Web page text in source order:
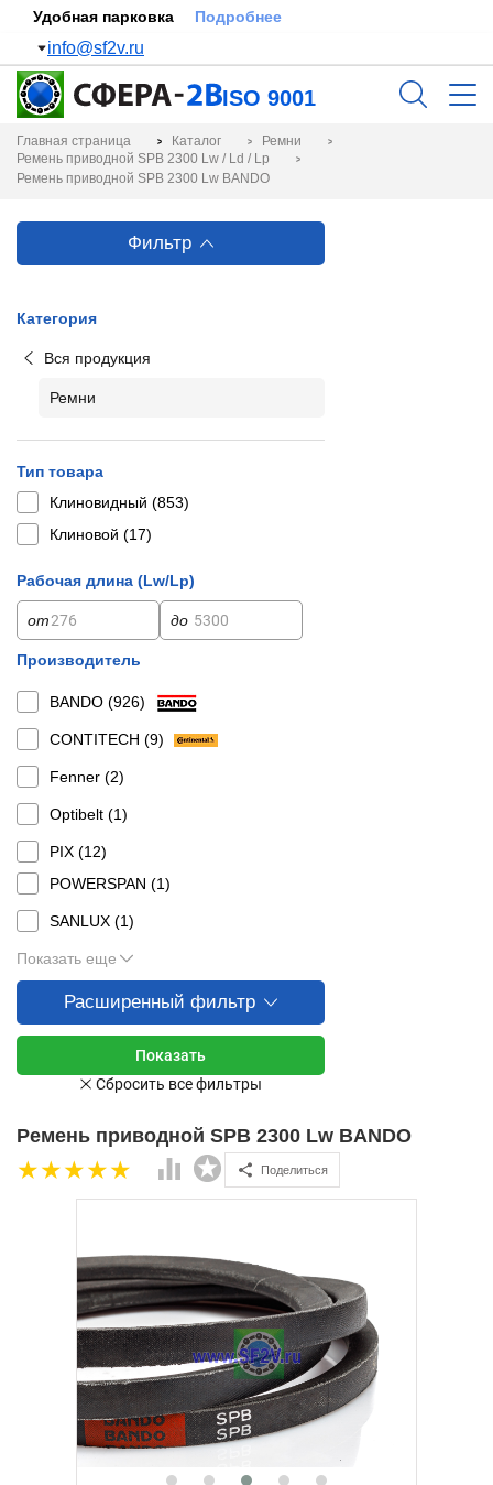
Удобная парковка Подробнее
info@sf2v.ru
ISO 9001
Главная страница Каталог
Ремни
Ремень приводной SPB 2300 Lw / Ld / Lp
Ремень приводной SPB 2300 Lw BANDO
Фильтр
Категория
Вся продукция
Ремни
Тип товара
Клиновидный (853)
Клиновой (17)
Рабочая длина (Lw/Lp)
от до
Производитель
BANDO (926)
CONTITECH (9)
Fenner (2)
Optibelt (1)
PIX (12)
POWERSPAN (1)
SANLUX (1)
Показать еще
Расширенный фильтр
Ремень приводной SPB 2300 Lw BANDO
Поделиться